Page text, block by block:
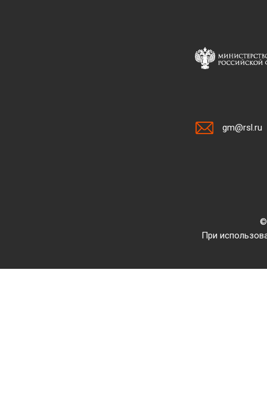
gm@rsl.ru
©️
При